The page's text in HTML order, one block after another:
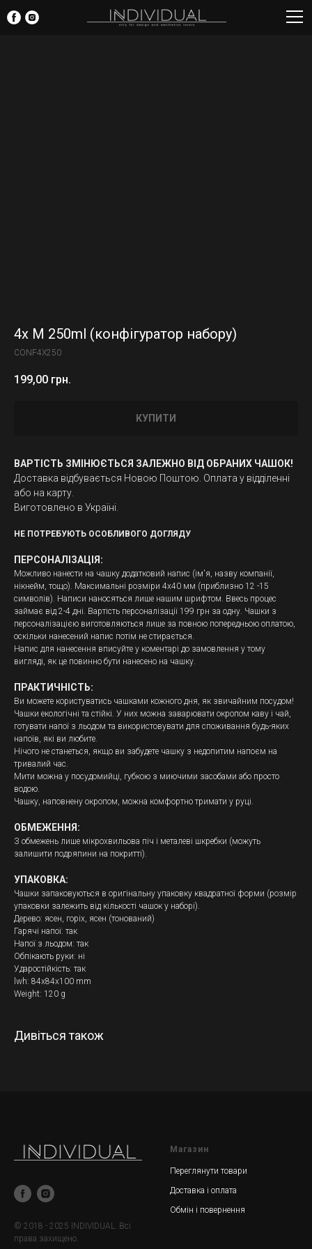
4x M 250ml (конфігуратор набору)
CONF4X250
199,00 грн.
КУПИТИ
ВАРТІСТЬ ЗМІНЮЄТЬСЯ ЗАЛЕЖНО ВІД ОБРАНИХ ЧАШОК!
Доставка відбувається Новою Поштою. Оплата у відділенні
або на карту.
Виготовлено в Україні.
НЕ ПОТРЕБУЮТЬ ОСОБЛИВОГО ДОГЛЯДУ
ПЕРСОНАЛІЗАЦІЯ:
Можливо нанести на чашку додатковий напис (ім'я, назву компанії,
нікнейм, тощо). Максимальні розміри 4х40 мм (приблизно 12 -15
символів). Написи наносяться лише нашим шрифтом. Ввесь процес
займає від 2-4 дні. Вартість персоналізації 199 грн за одну. Чашки з
персоналізацією виготовляються лише за повною попередньою оплатою,
оскільки нанесений напис потім не стирається.
Напис для нанесення вписуйте у коментарі до замовлення у тому
вигляді, як це повинно бути нанесено на чашку.
ПРАКТИЧНІСТЬ:
Ви можете користуватись чашками кожного дня, як звичайним посудом!
Чашки екологічні та стійкі. У них можна заварювати окропом каву і чай,
готувати напої з льодом та використовувати для споживання будь-яких
напоїв, які ви любите.
Нічого не станеться, якщо ви забудете чашку з недопитим напоєм на
тривалий час.
Мити можна у посудомийці, губкою з миючими засобами або просто
водою.
Чашку, наповнену окропом, можна комфортно тримати у руці.
ОБМЕЖЕННЯ:
З обмежень лише мікрохвильова піч і металеві шкребки (можуть
залишити подряпини на покритті).
УПАКОВКА:
Чашки запаковуються в оригінальну упаковку квадратної форми (розмір
упаковки залежить від кількості чашок у наборі).
Дерево: ясен, горіх, ясен (тонований)
Гарячі напої: так
Напої з льодом: так
Обпікають руки: ні
Ударостійкість: так
lwh: 84x84x100 mm
Weight: 120 g
Дивіться також
© 2018 - 2025 INDIVIDUAL. Всі
права захищено.
Магазин
Переглянути товари
Доставка і оплата
Обмін і повернення